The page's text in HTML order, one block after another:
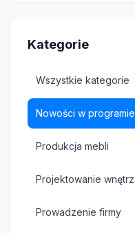
Kategorie
Wszystkie kategorie
Nowości w programie
Produkcja mebli
Projektowanie wnętrz
Prowadzenie firmy